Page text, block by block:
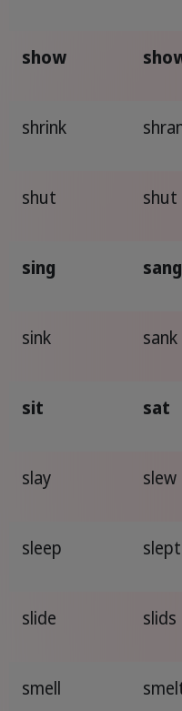
show
shrink
shut shut
sing sang
sink sank
sit sat
slay slew
sleep slept
slide slids
smell